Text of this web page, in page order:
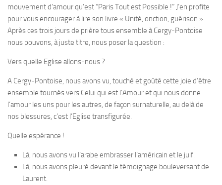
mouvement d’amour qu’est “Paris Tout est Possible !” J’en profite
pour vous encourager à lire son livre « Unité, onction, guérison ».
Après ces trois jours de prière tous ensemble à Cergy-Pontoise
nous pouvons, à juste titre, nous poser la question :
Vers quelle Eglise allons-nous ?
A Cergy-Pontoise, nous avons vu, touché et goûté cette joie d’être
ensemble tournés vers Celui qui est l’Amour et qui nous donne
l’amour les uns pour les autres, de façon surnaturelle, au delà de
nos blessures, c’est l’Eglise transfigurée.
Quelle espérance !
Là, nous avons vu l’arabe embrasser l’américain et le juif.
Là, nous avons pleuré devant le témoignage bouleversant de
Laurent.